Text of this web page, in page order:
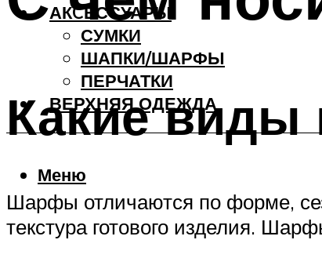
АКCЕССУАРЫ
СУМКИ
ШАПКИ/ШАРФЫ
ПЕРЧАТКИ
ВЕРХНЯЯ ОДЕЖДА
Меню
Какие
Шарфы отличаются по форме,
текстура готового изделия.